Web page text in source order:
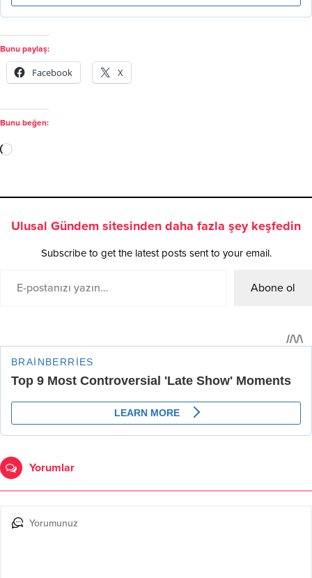
Bunu paylaş:
Facebook X
Bunu beğen:
Ulusal Gündem sitesinden daha fazla şey keşfedin
Subscribe to get the latest posts sent to your email.
Abone ol
Yorumlar